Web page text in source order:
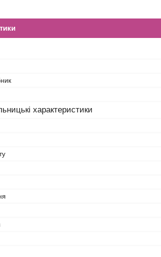
характеристики